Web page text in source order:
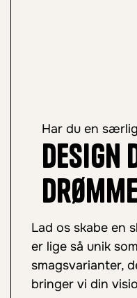
Har du en
Design
Lad os skabe en
er lige så unik
smagsvarianter,
bringer vi din